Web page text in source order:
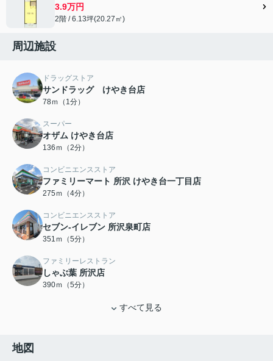
3.9万円
2階 / 6.13坪(20.27㎡)
周辺施設
ドラッグストア
サンドラッグ けやき台店
78ｍ（1分）
スーパー
オザム けやき台店
136ｍ（2分）
コンビニエンスストア
ファミリーマート 所沢 けやき台一丁目店
275ｍ（4分）
コンビニエンスストア
セブン-イレブン 所沢泉町店
351ｍ（5分）
ファミリーレストラン
しゃぶ葉 所沢店
390ｍ（5分）
すべて見る
地図